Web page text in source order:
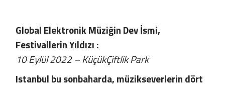
Global Elektronik Müziğin Dev İsmi,
Festivallerin Yıldızı :
10 Eylül 2022 – KüçükÇiftlik Park
Istanbul bu sonbaharda, müzikseverlerin dört